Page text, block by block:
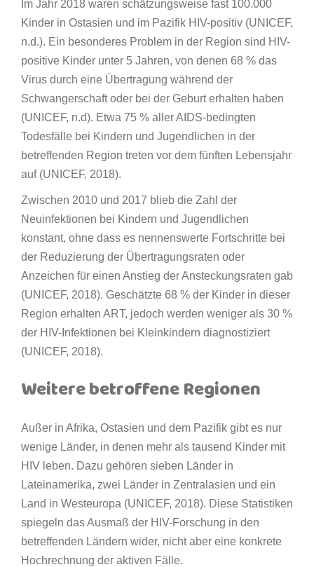
Im Jahr 2018 waren schätzungsweise fast 100.000
Kinder in Ostasien und im Pazifik HIV-positiv (UNICEF,
n.d.). Ein besonderes Problem in der Region sind HIV-
positive Kinder unter 5 Jahren, von denen 68 % das
Virus durch eine Übertragung während der
Schwangerschaft oder bei der Geburt erhalten haben
(UNICEF, n.d). Etwa 75 % aller AIDS-bedingten
Todesfälle bei Kindern und Jugendlichen in der
betreffenden Region treten vor dem fünften Lebensjahr
auf (UNICEF, 2018).
Zwischen 2010 und 2017 blieb die Zahl der
Neuinfektionen bei Kindern und Jugendlichen
konstant, ohne dass es nennenswerte Fortschritte bei
der Reduzierung der Übertragungsraten oder
Anzeichen für einen Anstieg der Ansteckungsraten gab
(UNICEF, 2018). Geschätzte 68 % der Kinder in dieser
Region erhalten ART, jedoch werden weniger als 30 %
der HIV-Infektionen bei Kleinkindern diagnostiziert
(UNICEF, 2018).
Weitere betroffene Regionen
Außer in Afrika, Ostasien und dem Pazifik gibt es nur
wenige Länder, in denen mehr als tausend Kinder mit
HIV leben. Dazu gehören sieben Länder in
Lateinamerika, zwei Länder in Zentralasien und ein
Land in Westeuropa (UNICEF, 2018). Diese Statistiken
spiegeln das Ausmaß der HIV-Forschung in den
betreffenden Ländern wider, nicht aber eine konkrete
Hochrechnung der aktiven Fälle.